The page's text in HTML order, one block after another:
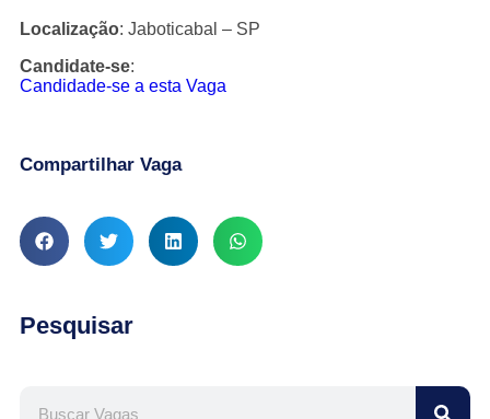
Localização: Jaboticabal – SP
Candidate-se:
Candidade-se a esta Vaga
Compartilhar Vaga
Pesquisar